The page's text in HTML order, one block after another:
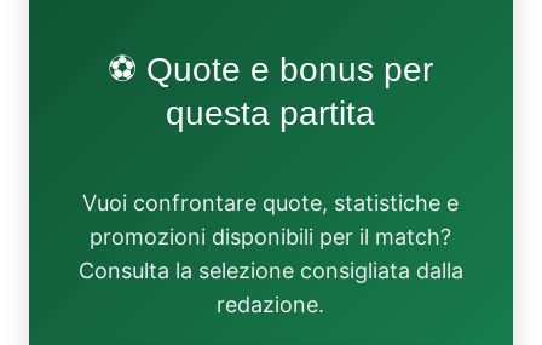
⚽ Quote e bonus per
questa partita
Vuoi confrontare quote, statistiche e
promozioni disponibili per il match?
Consulta la selezione consigliata dalla
redazione.